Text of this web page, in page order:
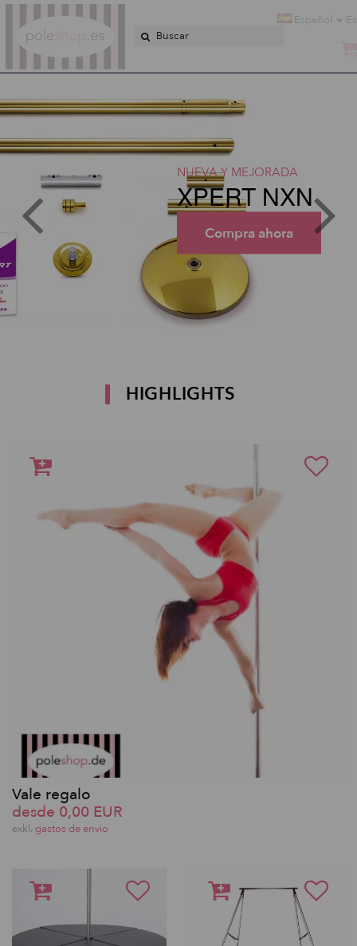
Español
NUEVA Y MEJORADA
XPERT NXN
Compra ahora
HIGHLIGHTS
Vale regalo
desde 0,00 EUR
exkl. gastos de envio